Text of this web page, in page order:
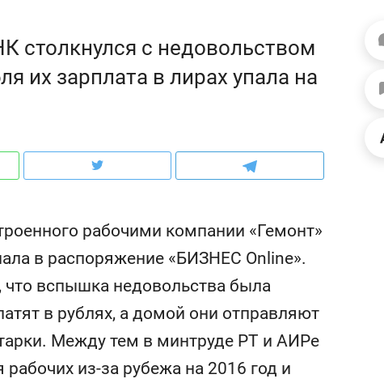
столкнулся с недовольством
их зарплата в лирах упала на
рабочими компании «Гемонт»
в распоряжение «БИЗНЕС Online».
вспышка недовольства была
в рублях, а домой они отправляют
Между тем в минтруде РТ и АИРе
из-за рубежа на 2016 год и
с ЖК «Иволга»
Рекомендуем
Дизайнер-прораб Наталья
Наседкина: «Ремонт вместе
с мебелью за 2 миллиона –
для меня это челлендж!»
Как выжить
гаджета и